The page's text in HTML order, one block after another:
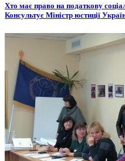
Хто має право на податкову
Консультує Міністр юстиції